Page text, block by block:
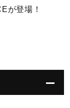
が登場！